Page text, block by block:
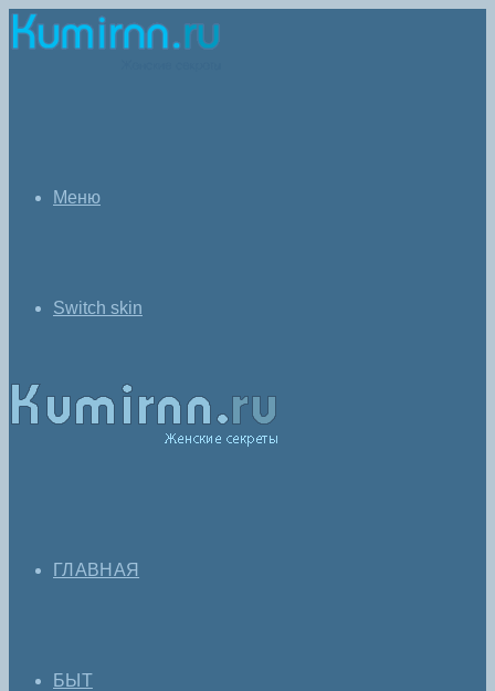
Меню
Switch skin
ГЛАВНАЯ
БЫТ